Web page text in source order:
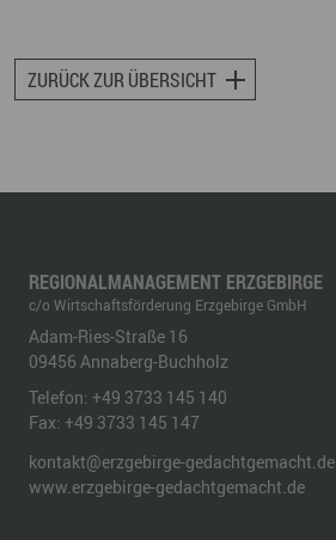
ZURÜCK ZUR ÜBERSICHT
REGIONALMANAGEMENT ERZGEBIRGE
c/o Wirtschaftsförderung Erzgebirge GmbH
Adam-Ries-Straße 16
09456 Annaberg-Buchholz
Telefon: +49 3733 145 140
Fax: +49 3733 145 147
kontakt@erzgebirge-gedachtgemacht.de
www.erzgebirge-gedachtgemacht.de